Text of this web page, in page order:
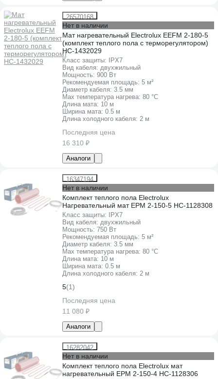
26570168
Нет в наличии
Мат нагревательный Electrolux EEFM 2-180-5
(комплект теплого пола c терморегулятором)
НС-1432029
Класс защиты:
IPХ7
Вид кабеля: двухжильный
Мощность: 900 Вт
Рекомендуемая площадь: 5 м²
Диаметр кабеля: 3.5 мм
Max температура нагрева: 80 °С
Длина мата: 10 м
Ширина мата: 0.5 м
Длина холодного кабеля: 2 м
Последняя цена
16 310 ₽
Аналоги
16347194
Нет в наличии
Комплект теплого пола Electrolux
Нагревательный мат EPM 2-150-5 НС-1128308
Класс защиты:
IPХ7
Вид кабеля: двухжильный
Мощность: 750 Вт
Рекомендуемая площадь: 5 м²
Диаметр кабеля: 3.5 мм
Max температура нагрева: 80 °С
Длина мата: 10 м
Ширина мата: 0.5 м
Длина холодного кабеля: 2 м
5(1)
Последняя цена
11 080 ₽
Аналоги
16282042
Нет в наличии
Комплект теплого пола Electrolux мат
нагревательный EPM 2-150-4 НС-1128306